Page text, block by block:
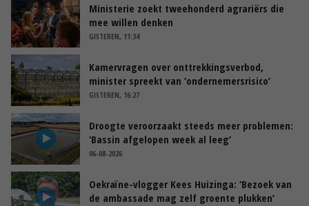
Ministerie zoekt tweehonderd agrariërs die
mee willen denken
GISTEREN, 11:34
Kamervragen over onttrekkingsverbod,
minister spreekt van ‘ondernemersrisico’
GISTEREN, 16:27
Droogte veroorzaakt steeds meer problemen:
‘Bassin afgelopen week al leeg’
06-08-2026
Oekraïne-vlogger Kees Huizinga: ‘Bezoek van
de ambassade mag zelf groente plukken’